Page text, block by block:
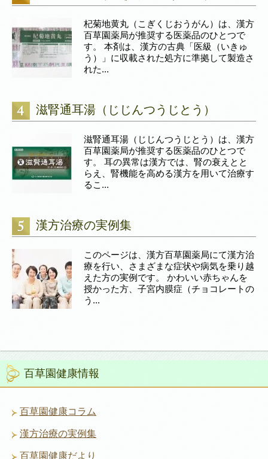
杞菊地黄丸（こぎくじおうがん）は、漢方
百草園薬局が推奨する医薬品のひとつで
す。 本剤は、漢方の古典「医級（いきゅ
う）」に収載された処方に準拠して製造さ
れた...
滋腎通耳湯（じじんつうじとう）
滋腎通耳湯（じじんつうじとう）は、漢方
百草園薬局が推奨する医薬品のひとつで
す。 耳の異常は漢方では、腎の衰えとと
らえ、腎機能を高める漢方を用いて治療す
るこ...
漢方治療の実例集
このページは、漢方百草園薬局にて漢方治
療を行い、さまざまな症状や病気を乗り越
えた方の実例です。 かわいい赤ちゃんを
授かった方、子宮内膜症（チョコレートの
う...
百草園健康情報
百草園健康コラム
漢方治療の実例集
百草園健康だより